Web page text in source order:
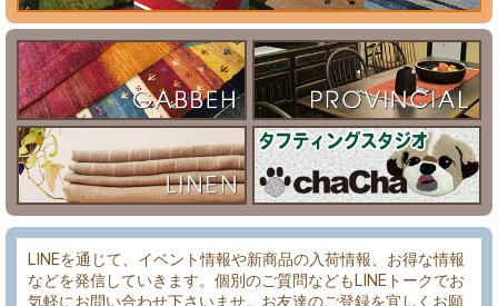
LINEを通じて、イベント情報や新商品の入荷情報、お得な情報
などを発信していきます。個別のご質問などもLINEトークでお